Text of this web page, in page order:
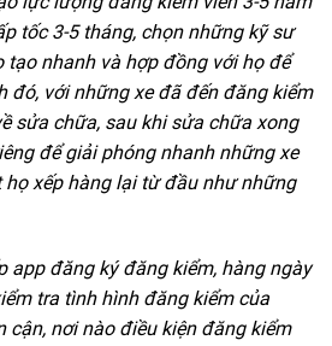
tốc 3-5 tháng, chọn những kỹ sư
tạo nhanh và hợp đồng với họ để
đó, với những xe đã đến đăng kiểm
sửa chữa, sau khi sửa chữa xong
để giải phóng nhanh những xe
họ xếp hàng lại từ đầu như những
app đăng ký đăng kiểm, hàng ngày
tra tình hình đăng kiểm của
cận, nơi nào điều kiện đăng kiểm